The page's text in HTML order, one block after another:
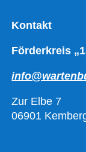
Kontakt
Förderkreis
Zur Elbe 7
06901